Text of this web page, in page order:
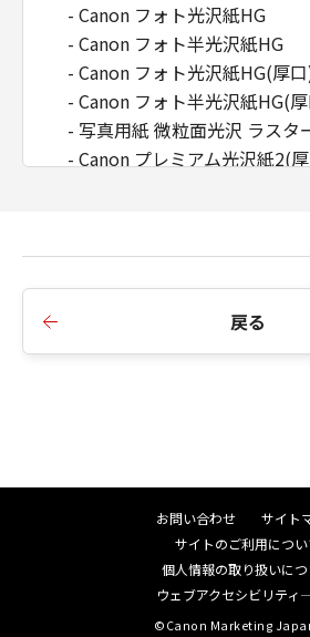
より必要な認可等を得ることな
ウエア」の全部または一部を、
に輸出してはなりません。
契約期間
(1) 本契約は、お客様が「本ソ
インストールされた時点で発効
は(3)により終了されるまで有
(4) お客様は、上記(3)による本
U.S. GOVERNMENT
The Software is a
term is defined at 48 C.F.R.
consisting of "commercial
software" and "commercial
- Canon フォト光沢紙HG
- Canon フォト半光沢紙HG
- Canon フォト光沢紙HG(厚
- Canon フォト半光沢紙HG(
- 写真用紙 微粒面光沢 ラスタ
- Canon プレミアム光沢紙2(
- Canon 写真用紙 プレミアムマ
用紙のカテゴリー : [クロス]
- Canon 耐水バナービニール(
- Canon バックライトフィル
戻る
お問い合わせ
サイト
サイトのご利用につい
個人情報の取り扱いに
ウェブアクセシビリティ
©Canon Marketing